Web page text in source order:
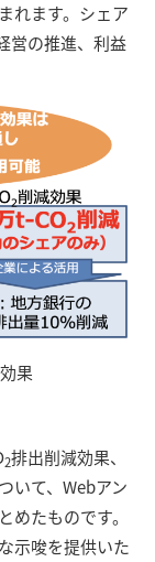
れます。シェア
営の推進、利益
果
2排出削減効果、
いて、Webアン
たものです。
示唆を提供いた